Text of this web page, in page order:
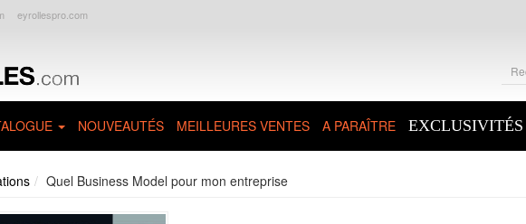
eyrollespro.com
NOUVEAUTÉS MEILLEURES VENTES A PARAÎTRE EXCLUSIVITÉS
Quel Business Model pour mon entreprise